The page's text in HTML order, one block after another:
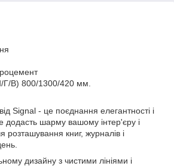
Г/В) 800/1300/420 мм.
Signal - це поєднання елегантності і
додасть шарму вашому інтер'єру і
розташування книг, журналів і
дизайну з чистими лініями і